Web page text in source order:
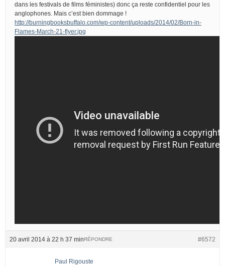
dans les festivals de films féministes) donc ça reste confidentiel pour les
anglophones. Mais c’est bien dommage !
http://burningbooksbuffalo.com/wp-content/uploads/2014/02/Born-in-
Flames-March-21-flyer.jpg
20 avril 2014 à 22 h 37 min #6572
RÉPONDRE
Paul Rigouste